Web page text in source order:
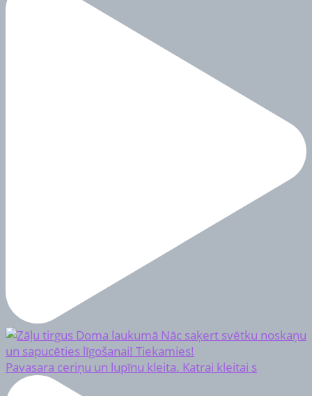
Pavasara ceriņu un lupīnu kleita. Katrai kleitai s